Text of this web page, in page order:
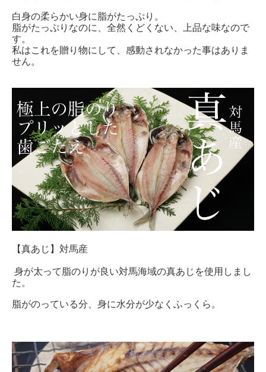
白身の柔らかい身に脂がたっぷり。
脂がたっぷりなのに、全然くどくない、上品な味なので
す。
私はこれを贈り物にして、感動されなかった事はありま
せん。
【真あじ】対馬産
身が太って脂のりが良い対馬海域の真あじを使用しまし
た。
脂がのっている分、身に水分が少なくふっくら。